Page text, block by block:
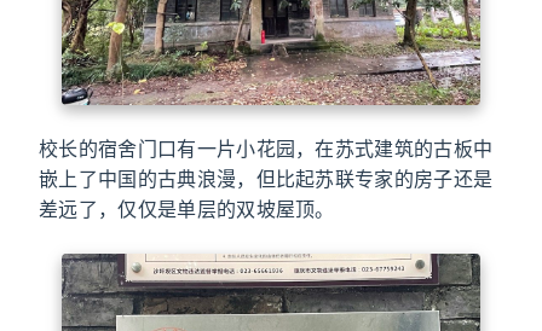
校长的宿舍门口有一片小花园，在苏式建筑的古板中
嵌上了中国的古典浪漫，但比起苏联专家的房子还是
差远了，仅仅是单层的双坡屋顶。